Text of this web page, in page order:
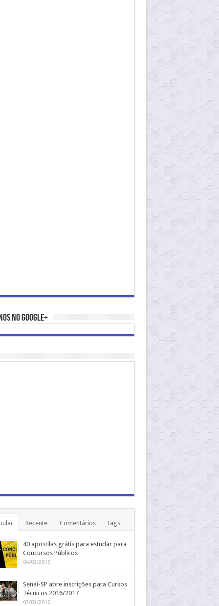
no Google+
Recente Comentários Tags
40 apostilas grátis para estudar para
Concursos Públicos
04/02/2015
Senai-SP abre inscrições para Cursos
Técnicos 2016/2017
03/02/2016